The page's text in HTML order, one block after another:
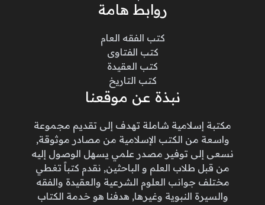
روابط هامة
كتب الفقه العام
كتب الفتاوى
كتب العقيدة
كتب التاريخ
نبذة عن موقعنا
مكتبة إسلامية شاملة تهدف إلى تقديم مجموعة
واسعة من الكتب الإسلامية من مصادر موثوقة,
نسعى إلى توفير مصدر علمي يسهل الوصول إليه
من قبل طلاب العلم و الباحثين, نقدم كتباً تغطي
مختلف جوانب العلوم الشرعية والعقيدة والفقه
والسيرة النبوية وغيرها, هدفنا هو خدمة الكتاب